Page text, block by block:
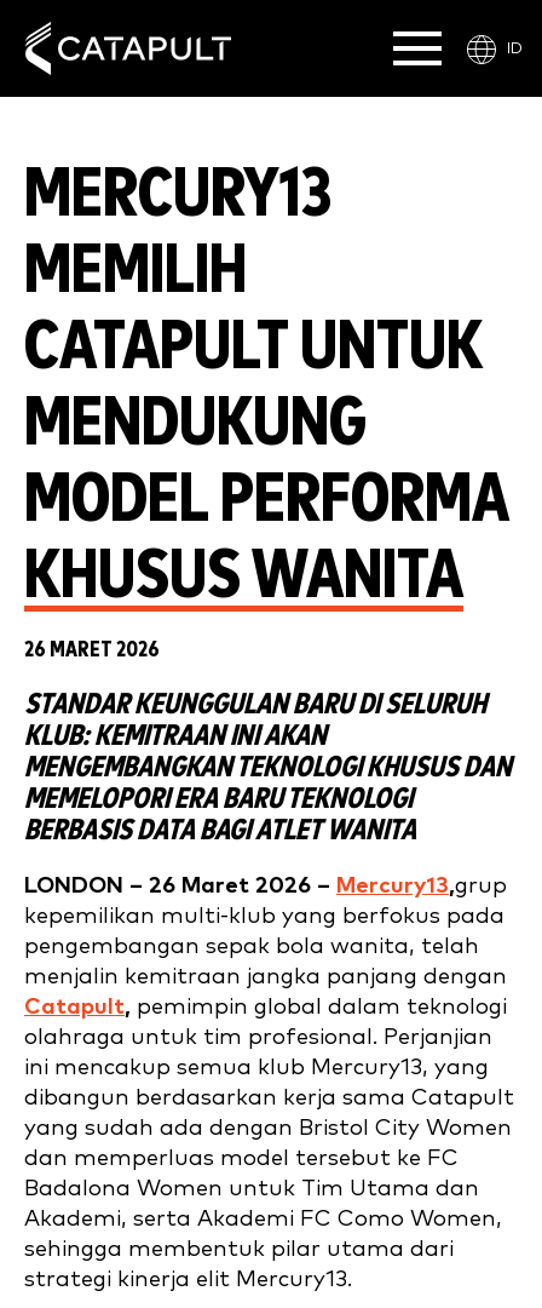
ID
MERCURY13
MEMILIH
CATAPULT UNTUK
MENDUKUNG
MODEL PERFORMA
KHUSUS WANITA
26 MARET 2026
STANDAR KEUNGGULAN BARU DI SELURUH
KLUB: KEMITRAAN INI AKAN
MENGEMBANGKAN TEKNOLOGI KHUSUS DAN
MEMELOPORI ERA BARU TEKNOLOGI
BERBASIS DATA BAGI ATLET WANITA
LONDON – 26 Maret 2026 – Mercury13,grup
kepemilikan multi-klub yang berfokus pada
pengembangan sepak bola wanita, telah
menjalin kemitraan jangka panjang dengan
Catapult, pemimpin global dalam teknologi
olahraga untuk tim profesional. Perjanjian
ini mencakup semua klub Mercury13, yang
dibangun berdasarkan kerja sama Catapult
yang sudah ada dengan Bristol City Women
dan memperluas model tersebut ke FC
Badalona Women untuk Tim Utama dan
Akademi, serta Akademi FC Como Women,
sehingga membentuk pilar utama dari
strategi kinerja elit Mercury13.